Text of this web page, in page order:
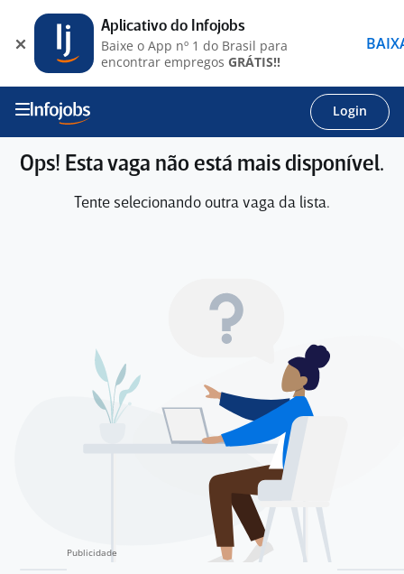
Login
Ops! Esta vaga não está mais disponível.
Tente selecionando outra vaga da lista.
Aplicativo do Infojobs
Baixe o App nº 1 do Brasil para
encontrar empregos GRÁTIS!!